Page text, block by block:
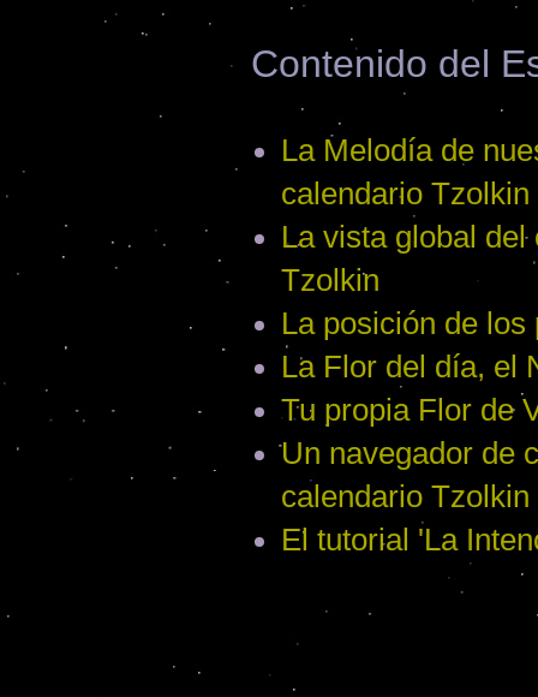
Contenido del
La Melodía de
calendario Tzolkin
La vista global
Tzolkin
La posición de
La Flor del día, el
Tu propia Flor de
Un navegador de
calendario Tzolkin
El tutorial 'La